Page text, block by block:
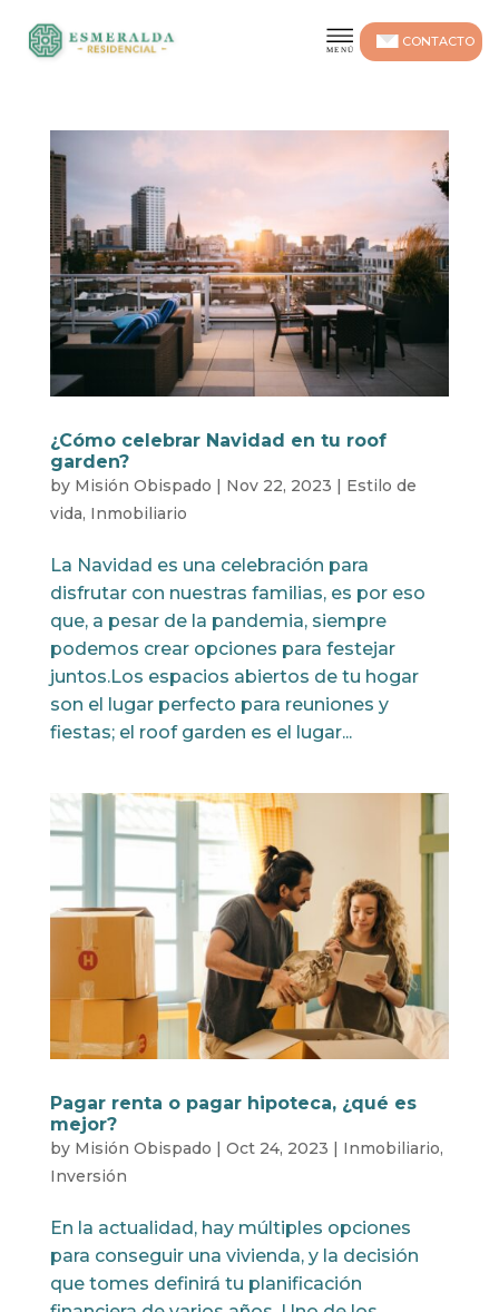
¿Cómo celebrar Navidad en tu roof
garden?
by Misión Obispado | Nov 22, 2023 | Estilo de
vida, Inmobiliario
La Navidad es una celebración para
disfrutar con nuestras familias, es por eso
que, a pesar de la pandemia, siempre
podemos crear opciones para festejar
juntos.Los espacios abiertos de tu hogar
son el lugar perfecto para reuniones y
fiestas; el roof garden es el lugar...
Pagar renta o pagar hipoteca, ¿qué es
mejor?
by Misión Obispado | Oct 24, 2023 | Inmobiliario,
Inversión
En la actualidad, hay múltiples opciones
para conseguir una vivienda, y la decisión
que tomes definirá tu planificación
CONTACTO